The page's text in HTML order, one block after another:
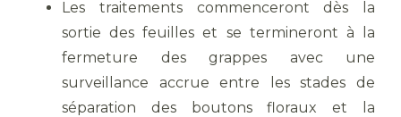
Les traitements commenceront dès la
sortie des feuilles et se termineront à la
fermeture des grappes avec une
surveillance accrue entre les stades de
séparation des boutons floraux et la